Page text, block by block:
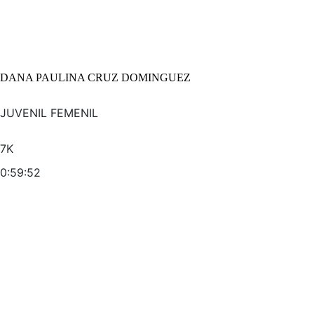
DANA PAULINA CRUZ DOMINGUEZ
JUVENIL FEMENIL
7K
0:59:52